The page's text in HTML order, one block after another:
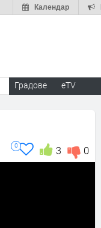
Календар
Градове eTV
0
3
0